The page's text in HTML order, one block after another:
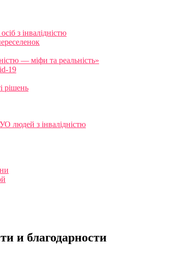
з інвалідністю
— міфи та реальність»
19
рішень
людей з інвалідністю
и благодарности